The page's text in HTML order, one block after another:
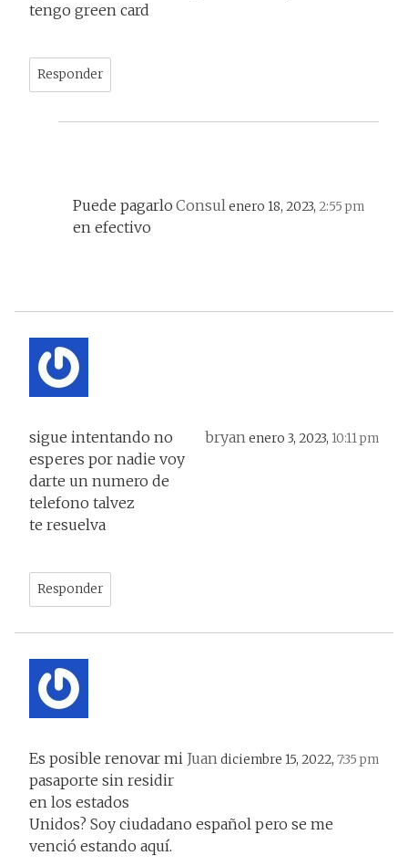
tengo green card
Responder
Consulenero 18, 2023, 2:55 pm
Puede pagarlo
en efectivo
bryanenero 3, 2023, 10:11 pm
sigue intentando no
esperes por nadie voy
darte un numero de
telefono talvez
te resuelva
Responder
Juandiciembre 15, 2022, 7:35 pm
Es posible renovar mi
pasaporte sin residir
en los estados
Unidos? Soy ciudadano español pero se me
venció estando aquí.